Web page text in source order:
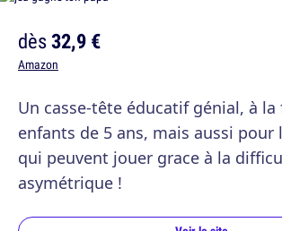
dès32,9 €
Amazon
Un casse-tête éducatif génial, à
enfants de 5 ans, mais aussi pour
qui peuvent jouer grace à la
asymétrique !